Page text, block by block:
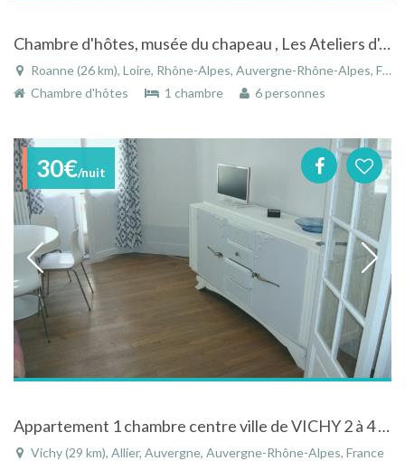
Chambre d'hôtes, musée du chapeau , Les Ateliers d'Art, chapeaux et sculpture
Roanne (26 km), Loire, Rhône-Alpes, Auvergne-Rhône-Alpes, France
Chambre d'hôtes
1 chambre 6 personnes
30€/nuit
Appartement 1 chambre centre ville de VICHY 2 à 4 personnes
Vichy (29 km), Allier, Auvergne, Auvergne-Rhône-Alpes, France